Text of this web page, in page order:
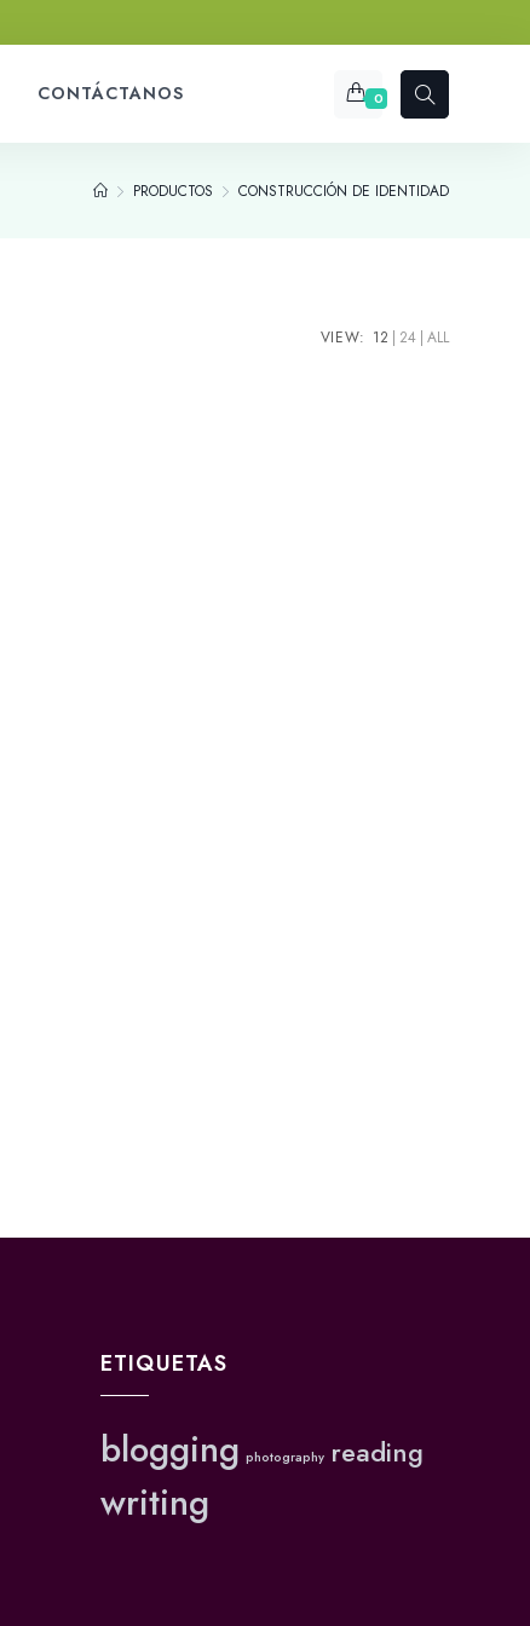
CONTÁCTANOS 0
PRODUCTOS CONSTRUCCIÓN DE IDENTIDAD
VIEW: 12 24 ALL
ETIQUETAS
blogging photography reading
writing